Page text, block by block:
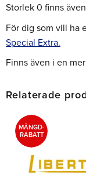
Storlek 0 finns
För dig som vill ha
Special Extra.
Finns även i en
Relaterade
MÄNGD-
RABATT